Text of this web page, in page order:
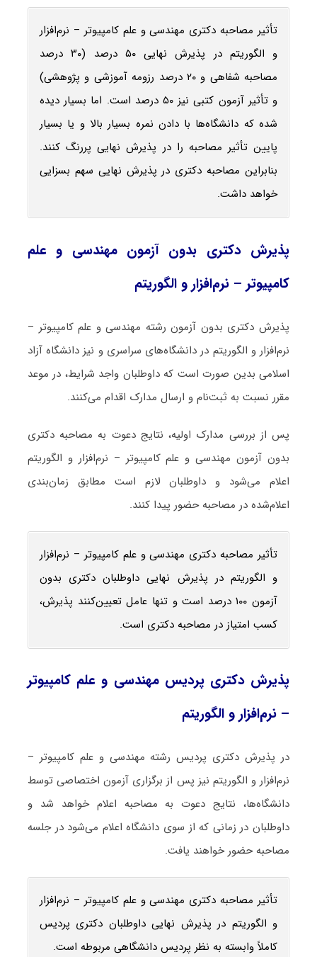
تأثیر مصاحبه دکتری مهندسی و علم کامپیوتر – نرم‌افزار
و الگوریتم در پذیرش نهایی ۵۰ درصد (۳۰ درصد
مصاحبه شفاهی و ۲۰ درصد رزومه آموزشی و پژوهشی)
و تأثیر آزمون کتبی نیز ۵۰ درصد است. اما بسیار دیده
شده که دانشگاه‌ها با دادن نمره بسیار بالا و یا بسیار
پایین تأثیر مصاحبه را در پذیرش نهایی پررنگ کنند.
بنابراین مصاحبه دکتری در پذیرش نهایی سهم بسزایی
خواهد داشت.
پذیرش دکتری بدون آزمون مهندسی و علم
کامپیوتر – نرم‌افزار و الگوریتم
پذیرش دکتری بدون آزمون رشته مهندسی و علم کامپیوتر –
نرم‌افزار و الگوریتم در دانشگاه‌های سراسری و نیز دانشگاه آزاد
اسلامی بدین صورت است که داوطلبان واجد شرایط، در موعد
مقرر نسبت به ثبت‌نام و ارسال مدارک اقدام می‌کنند.
پس از بررسی مدارک اولیه، نتایج دعوت به مصاحبه دکتری
بدون آزمون مهندسی و علم کامپیوتر – نرم‌افزار و الگوریتم
اعلام می‌شود و داوطلبان لازم است مطابق زمان‌بندی
اعلام‌شده در مصاحبه حضور پیدا کنند.
تأثیر مصاحبه دکتری مهندسی و علم کامپیوتر – نرم‌افزار
و الگوریتم در پذیرش نهایی داوطلبان دکتری بدون
آزمون ۱۰۰ درصد است و تنها عامل تعیین‌کنند پذیرش،
کسب امتیاز در مصاحبه دکتری است.
پذیرش دکتری پردیس مهندسی و علم کامپیوتر
– نرم‌افزار و الگوریتم
در پذیرش دکتری پردیس رشته مهندسی و علم کامپیوتر –
نرم‌افزار و الگوریتم نیز پس از برگزاری آزمون اختصاصی توسط
دانشگاه‌ها، نتایج دعوت به مصاحبه اعلام خواهد شد و
داوطلبان در زمانی که از سوی دانشگاه اعلام می‌شود در جلسه
مصاحبه حضور خواهند یافت.
تأثیر مصاحبه دکتری مهندسی و علم کامپیوتر – نرم‌افزار
و الگوریتم در پذیرش نهایی داوطلبان دکتری پردیس
کاملاً وابسته به نظر پردیس دانشگاهی مربوطه است.